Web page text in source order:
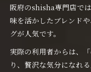
阪府のshisha専門店で
味を活かしたブレンド
グが人気です。
実際の利用者からは、
り、贅沢な気分になれ